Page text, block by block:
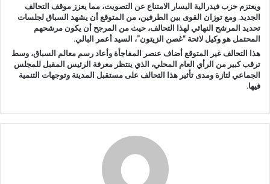
ويعتزم حزب فيدرالية اليسار الامتناع عن التصويت، مما يعزز موقف التحالف
الجديد. ومع توزان القوى بين الطرفين، من المتوقع أن يشهد السباق لجلسات
تحديد المرشح النهائي لهذا التحالف، حيث من المرجح أن يكون مرشحهم
المحتمل هو وكيل لائحة “غصن الزيتون”، السيد أعمر البالي.
هذا التحالف غير المتوقع أضاف عنصر المفاجأة وأعاد رسم معالم السباق، وسط
ترقب كبير من الرأي العام المحلي، الذي ينتظر معرفة الرئيس المقبل للمجلس
الجماعي لتازة ومدى تأثير هذا التحالف على مستقبل المدينة وتوجهات التنمية
فيها.